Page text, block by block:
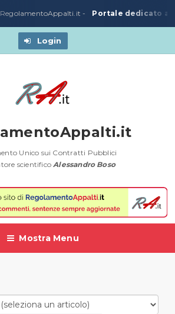
- Portale dedicato
Login
Unico sui Contratti Pubblici
scientificoAlessandro Boso
Mostra Menu